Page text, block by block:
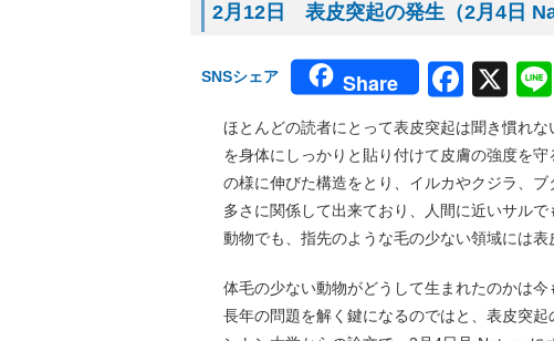
2月12日 表皮突起の発生（2月4日
SNSシェア Share X
ほとんどの読者にとって表皮突起は聞き慣れ
を身体にしっかりと貼り付けて皮膚の強度を
の様に伸びた構造をとり、イルカやクジラ、
多さに関係して出来ており、人間に近いサル
動物でも、指先のような毛の少ない領域には表
体毛の少ない動物がどうして生まれたのかは
長年の問題を解く鍵になるのではと、表皮突